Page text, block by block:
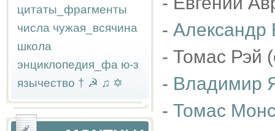
цитаты_фрагменты
числа чужая_всячина
школа
энциклопедия_фа ю-з
язычество † ☭ ♫ ✡
- Александр
- Томас Рэй
- Владимир
- Томас